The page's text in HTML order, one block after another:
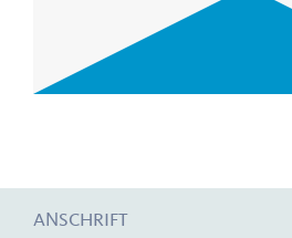
ANSCHRIFT